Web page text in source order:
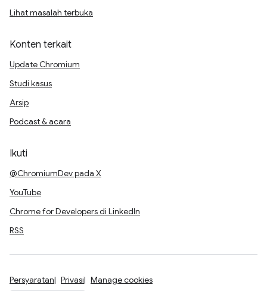
Lihat masalah terbuka
Konten terkait
Update Chromium
Studi kasus
Arsip
Podcast & acara
Ikuti
@ChromiumDev pada X
YouTube
Chrome for Developers di LinkedIn
RSS
Persyaratan Privasi Manage cookies